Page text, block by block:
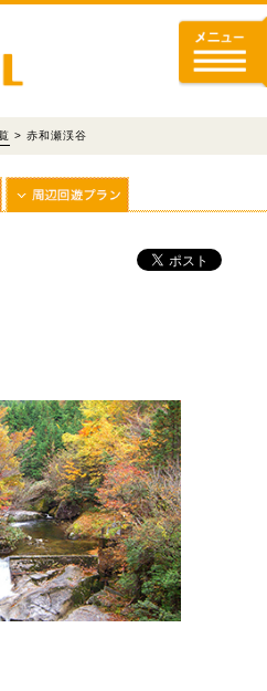
> 赤和瀬渓谷